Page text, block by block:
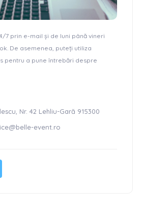
7 prin e-mail și de luni până vineri
De asemenea, puteți utiliza
pentru a pune întrebări despre
Nr. 42 Lehliu-Gară 915300
event.ro